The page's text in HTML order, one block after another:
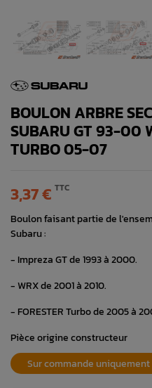
BOULON ARBRE
SUBARU GT 93-00
TURBO 05-07
3,37 € TTC
Boulon faisant partie de
Subaru :
- Impreza GT de 1993 à 2000.
- WRX de 2001 à 2010.
- FORESTER Turbo de 2005 à
Pièce origine constructeur
Sur commande uniquement